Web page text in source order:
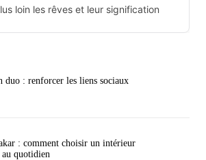
loin les rêves et leur signification
duo : renforcer les liens sociaux
: comment choisir un intérieur
quotidien